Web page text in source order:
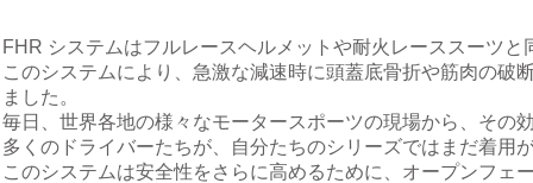
FHR システムはフルレースヘルメットや耐火レーススーツ
このシステムにより、急激な減速時に頭蓋底骨折や筋肉の
ました。
毎日、世界各地の様々なモータースポーツの現場から、その
多くのドライバーたちが、自分たちのシリーズではまだ着
このシステムは安全性をさらに高めるために、オープンフェ